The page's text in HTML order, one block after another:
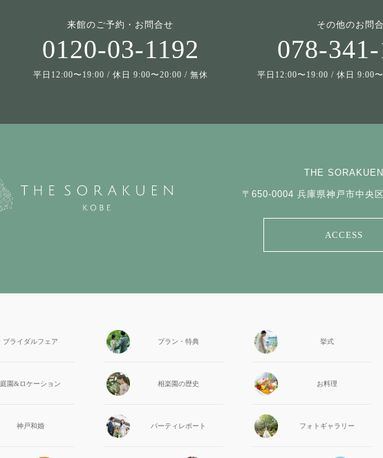
来館のご予約・お問合せ
0120-03-1192
平日12:00〜19:00 / 休日 9:00〜20:00 / 無休
その他のお問
078-
平日12:00〜19:00 / 休日 9:00
THE SORAKUEN
〒650-0004 兵庫県神戸市中央
ACCESS
ブライダルフェア プラン・特典 挙式
庭園&ロケーション 相楽園の歴史 お料理
神戸和婚 パーティ レポート フォト ギャラリー